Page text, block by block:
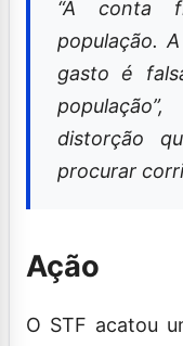
“A conta
população.
gasto é
Ação